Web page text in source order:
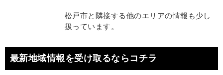
松戸市と隣接する他のエリアの情報も少し
扱っています。
最新地域情報を受け取るならコチラ